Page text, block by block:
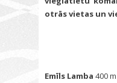
otrās vietas un
Emīls Lamba 400